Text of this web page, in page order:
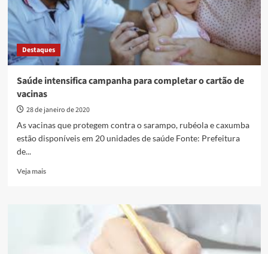
Destaques
Saúde intensifica campanha para completar o cartão de
vacinas
28 de janeiro de 2020
As vacinas que protegem contra o sarampo, rubéola e caxumba
estão disponíveis em 20 unidades de saúde Fonte: Prefeitura
de...
Veja maisRead